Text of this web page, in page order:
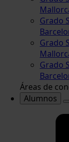
Grado
Grado
Grado
Áreas de
Alumnos